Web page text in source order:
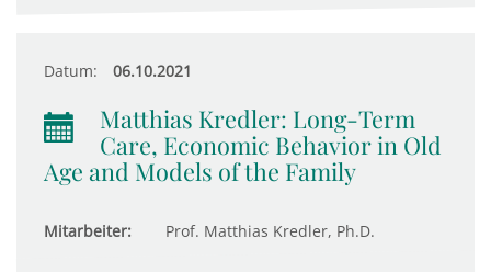
Datum: 06.10.2021
Matthias Kredler: Long-Term
Care, Economic Behavior in Old
Age and Models of the Family
Mitarbeiter: Prof. Matthias Kredler, Ph.D.